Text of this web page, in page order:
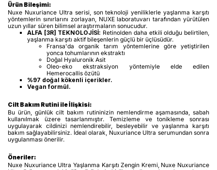
Ürün Bileşimi:
Nuxe Nuxuriance Ultra serisi, son teknoloji yeniliklerle yaşlanma karşıtı
yöntemlerin sınırlarını zorlayan, NUXE laboratuvarı tarafından yürütülen
uzun yıllar süren bilimsel araştırmaların sonucudur.
ALFA [3R] TEKNOLOJİSİ: Retinolden daha etkili olduğu belirtilen,
yaşlanma karşıtı aktif bileşenlerin güçlü bir üçlüsüdür.
Fransa'da organik tarım yöntemlerine göre yetiştirilen
yonca tohumlarının ekstraktı
Doğal Hyaluronik Asit
Oleo-eko ekstraksiyon yöntemiyle elde edilen
Hemerocallis özütü
%97 doğal kökenli içerikler.
Vegan formül.
Cilt Bakım Rutini ile İlişkisi:
Bu ürün, günlük cilt bakım rutininizin nemlendirme aşamasında, sabah
kullanılmak üzere tasarlanmıştır. Temizleme ve tonikleme sonrası
uygulayarak cildinizi nemlendirebilir, besleyebilir ve yaşlanma karşıtı
bakım sağlayabilirsiniz. İdeal olarak, Nuxuriance Ultra serumundan sonra
uygulanması önerilir.
Öneriler:
Nuxe Nuxuriance Ultra Yaşlanma Karşıtı Zengin Kremi, Nuxe Nuxuriance